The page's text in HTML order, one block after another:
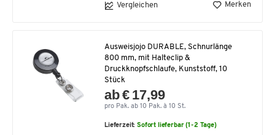
Vergleichen Merken
Ausweisjojo DURABLE, Schnurlänge
800 mm, mit Halteclip &
Druckknopfschlaufe, Kunststoff, 10
Stück
ab € 17,99
pro Pak. ab 10 Pak. à 10 St.
Lieferzeit:Sofort lieferbar (1-2 Tage)